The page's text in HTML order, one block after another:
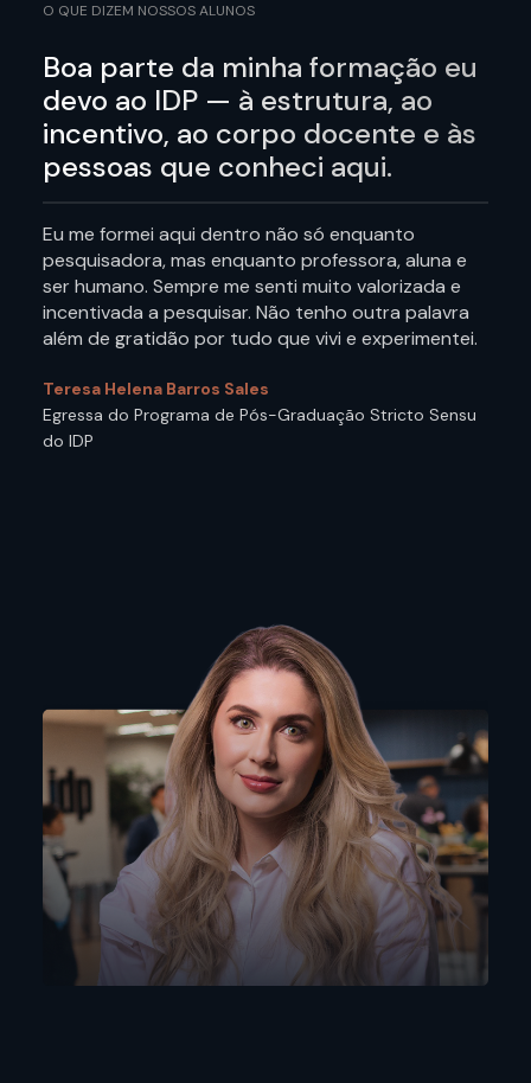
O QUE DIZEM NOSSOS ALUNOS
Boa parte da minha formação eu
devo ao IDP — à estrutura, ao
incentivo, ao corpo docente e às
pessoas que conheci aqui.
Eu me formei aqui dentro não só enquanto
pesquisadora, mas enquanto professora, aluna e
ser humano. Sempre me senti muito valorizada e
incentivada a pesquisar. Não tenho outra palavra
além de gratidão por tudo que vivi e experimentei.
Teresa Helena Barros Sales
Egressa do Programa de Pós-Graduação Stricto Sensu
do IDP